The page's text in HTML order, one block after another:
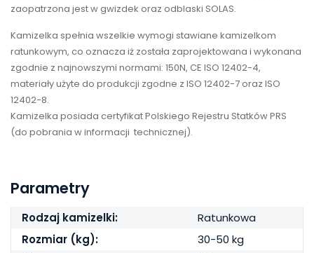
zaopatrzona jest w gwizdek oraz odblaski SOLAS.
Kamizelka spełnia wszelkie wymogi stawiane kamizelkom
ratunkowym, co oznacza iż została zaprojektowana i wykonana
zgodnie z najnowszymi normami: 150N, CE ISO 12402-4,
materiały użyte do produkcji zgodne z ISO 12402-7 oraz ISO
12402-8.
Kamizelka posiada certyfikat Polskiego Rejestru Statków PRS
(do pobrania w informacji technicznej).
Parametry
Rodzaj kamizelki:
Ratunkowa
Rozmiar (kg):
30-50 kg